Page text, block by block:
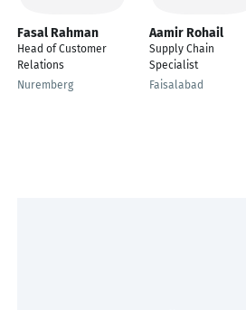
Fasal Rahman
Head of Customer
Relations
Nuremberg
Aamir Rohail
Supply Chain
Specialist
Faisalabad